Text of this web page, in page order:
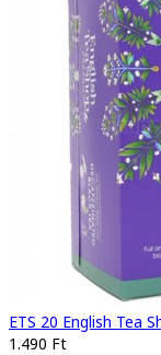
ETS 20 English Tea
1.490 Ft